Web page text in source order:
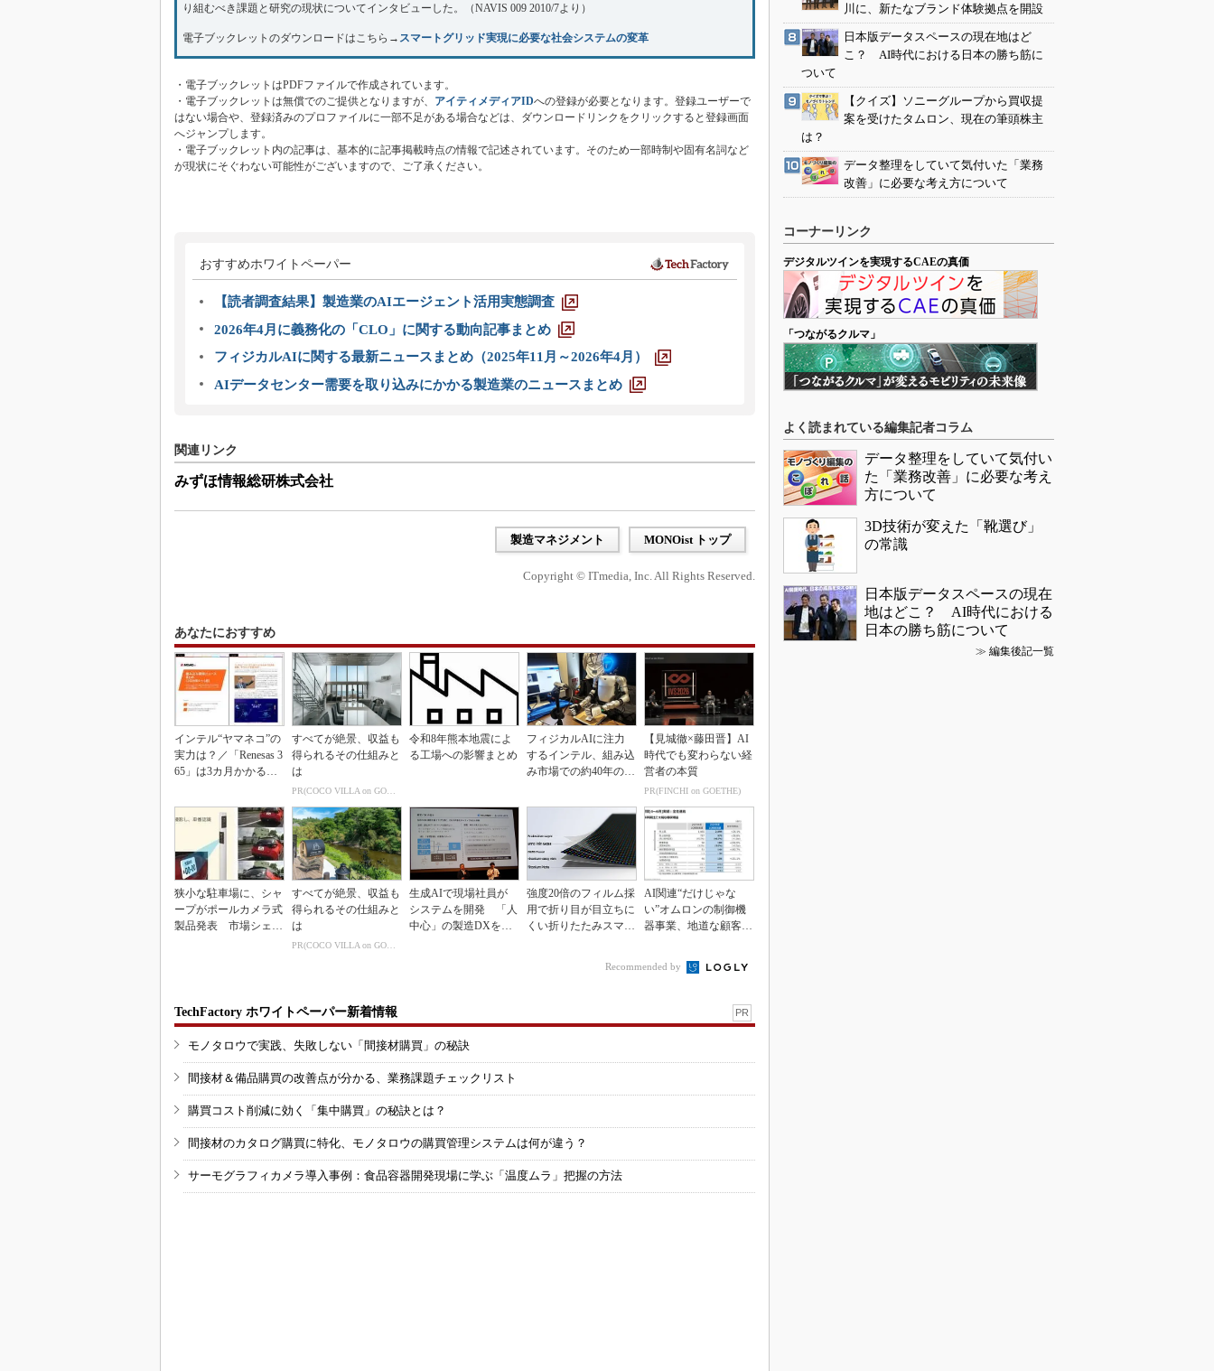
海外生産
グローバル設計・開発
新型コロナへの対応
り組むべき課題と研究の現状についてインタビューした。（NAVIS 009 2010/7より）
電子ブックレットのダウンロードはこちら→ スマートグリッド実現に必要な社会システムの変革
・電子ブックレットはPDFファイルで作成されています。
・電子ブックレットは無償でのご提供となりますが、 アイティメディアIDへの登録が必要となります。登録ユーザーで
はない場合や、登録済みのプロファイルに一部不足がある場合などは、ダウンロードリンクをクリックすると登録画面
へジャンプします。
・電子ブックレット内の記事は、基本的に記事掲載時点の情報で記述されています。そのため一部時制や固有名詞など
が現状にそぐわない可能性がございますので、ご了承ください。
おすすめホワイトペーパー
【読者調査結果】製造業のAIエージェント活用実態調査
2026年4月に義務化の「CLO」に関する動向記事まとめ
フィジカルAIに関する最新ニュースまとめ（2025年11月～2026年4月）
AIデータセンター需要を取り込みにかかる製造業のニュースまとめ
関連リンク
みずほ情報総研株式会社
製造マネジメント MONOist トップ
Copyright © ITmedia, Inc. All Rights Reserved.
あなたにおすすめ
インテル“ヤマネコ”の
実力は？／「Renesas 3
65」は3カ月かかる作
すべてが絶景、収益も
得られるその仕組みと
は
PR(COCO VILLA on GOETHE)
令和8年熊本地震によ
る工場への影響まとめ
フィジカルAIに注力
するインテル、組み込
み市場での約40年の実
【見城徹×藤田晋】AI
時代でも変わらない経
営者の本質
PR(FINCHI on GOETHE)
狭小な駐車場に、シャ
ープがポールカメラ式
製品発表 市場シェア
すべてが絶景、収益も
得られるその仕組みと
は
PR(COCO VILLA on GOETHE)
生成AIで現場社員が
システムを開発 「人
中心」の製造DXを自
強度20倍のフィルム採
用で折り目が目立ちに
くい折りたたみスマホ
AI関連“だけじゃな
い”オムロンの制御機
器事業、地道な顧客基
Recommended by
TechFactory ホワイトペーパー新着情報 PR
モノタロウで実践、失敗しない「間接材購買」の秘訣
間接材＆備品購買の改善点が分かる、業務課題チェックリスト
購買コスト削減に効く「集中購買」の秘訣とは？
間接材のカタログ購買に特化、モノタロウの購買管理システムは何が違う？
サーモグラフィカメラ導入事例：食品容器開発現場に学ぶ「温度ムラ」把握の方法
川に、新たなブランド体験拠点を開設
日本版データスペースの現在地はど
こ？ AI時代における日本の勝ち筋に
ついて
【クイズ】ソニーグループから買収提
案を受けたタムロン、現在の筆頭株主
は？
データ整理をしていて気付いた「業務
改善」に必要な考え方について
コーナーリンク
デジタルツインを実現するCAEの真価
「つながるクルマ」
よく読まれている編集記者コラム
データ整理をしていて気付い
た「業務改善」に必要な考え
方について
3D技術が変えた「靴選び」
の常識
日本版データスペースの現在
地はどこ？ AI時代における
日本の勝ち筋について
≫ 編集後記一覧